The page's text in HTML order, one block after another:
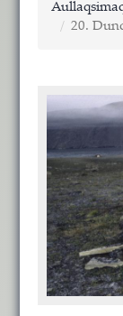
20.